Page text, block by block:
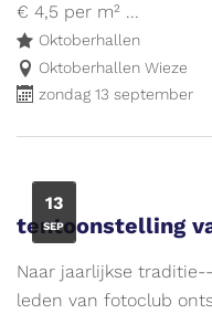
€ 4,5 per m² ...
Oktoberhallen
Oktoberhallen Wieze
zondag 13 september
ZO
13
SEP
tentoonstelling
Naar jaarlijkse
leden van fotoclub